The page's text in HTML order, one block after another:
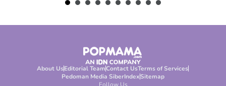
About UsEditorial TeamContact UsTerms of Services
Pedoman Media SiberIndexSitemap